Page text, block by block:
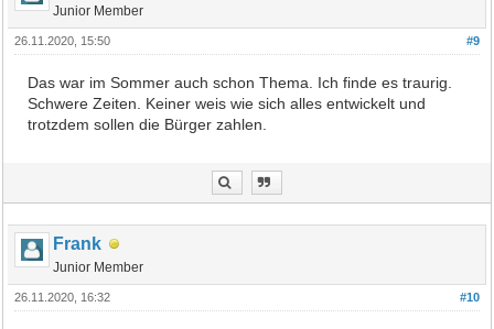
Junior Member
#9
26.11.2020, 15:50
Das war im Sommer auch schon Thema. Ich finde es traurig.
Schwere Zeiten. Keiner weis wie sich alles entwickelt und
trotzdem sollen die Bürger zahlen.
Frank
Junior Member
#10
26.11.2020, 16:32